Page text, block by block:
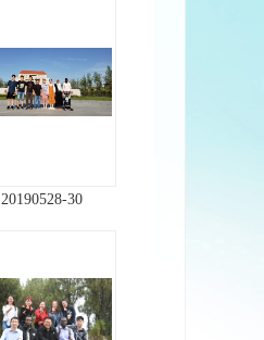
20190528-30